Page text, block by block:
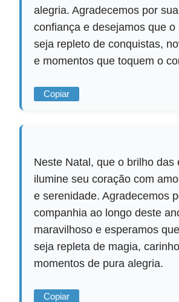
alegria. Agradecemos por
confiança e desejamos que o
seja repleto de conquistas,
e momentos que toquem o
Copiar
Neste Natal, que o brilho das
ilumine seu coração com
e serenidade. Agradecemos
companhia ao longo deste
maravilhoso e esperamos
seja repleta de magia,
momentos de pura alegria.
Copiar